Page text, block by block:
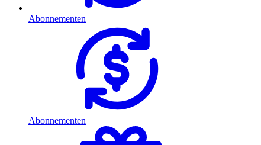
Abonnementen
Abonnementen